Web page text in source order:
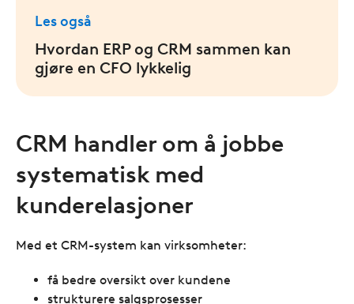
Les også
Hvordan ERP og CRM sammen kan
gjøre en CFO lykkelig
CRM handler om å jobbe
systematisk med
kunderelasjoner
Med et CRM-system kan virksomheter:
få bedre oversikt over kundene
strukturere salgsprosesser